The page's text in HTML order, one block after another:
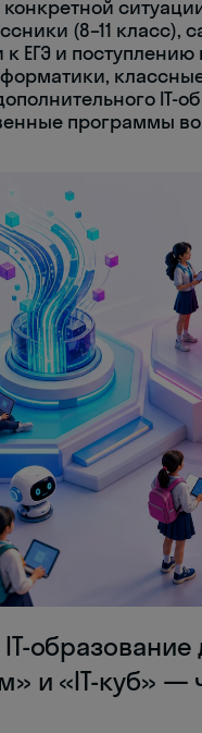
(8–11 класс),
к ЕГЭ и поступлению
IT-
программы
и «IT-куб»